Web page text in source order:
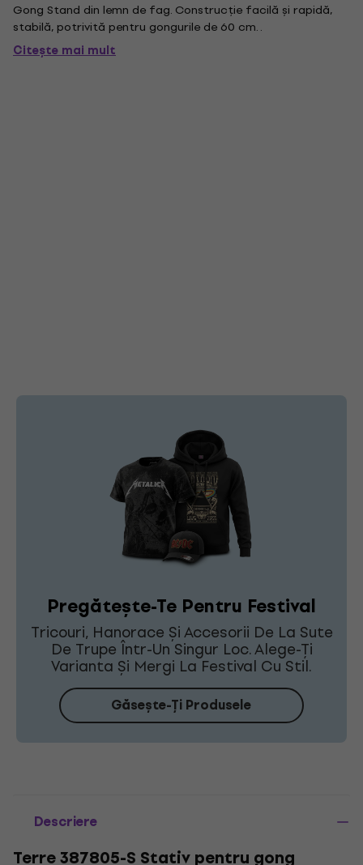
Gong Stand din lemn de fag. Construcție facilă și rapidă,
stabilă, potrivită pentru gongurile de 60 cm. .
Citește mai mult
Pregătește-Te Pentru Festival
Tricouri, Hanorace Și Accesorii De La Sute
De Trupe Într-Un Singur Loc. Alege-Ți
Varianta Și Mergi La Festival Cu Stil.
Găsește-Ți Produsele
Descriere
Terre 387805-S Stativ pentru gong